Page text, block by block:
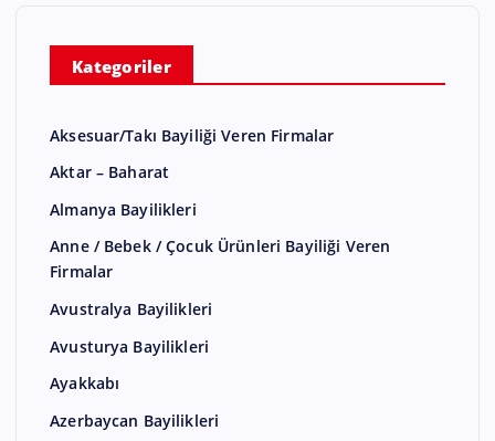
Kategoriler
Aksesuar/Takı Bayiliği Veren Firmalar
Aktar – Baharat
Almanya Bayilikleri
Anne / Bebek / Çocuk Ürünleri Bayiliği Veren
Firmalar
Avustralya Bayilikleri
Avusturya Bayilikleri
Ayakkabı
Azerbaycan Bayilikleri